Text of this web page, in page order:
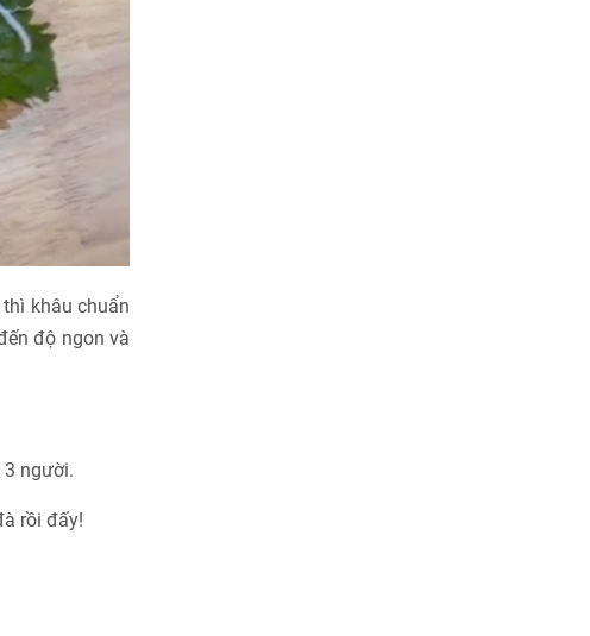
khâu chuẩn
độ ngon và
người.
rồi đấy!